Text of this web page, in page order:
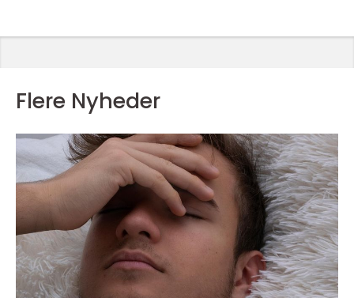
Flere Nyheder